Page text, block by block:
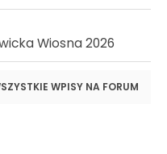
Wiosna 2026
WPISY NA FORUM